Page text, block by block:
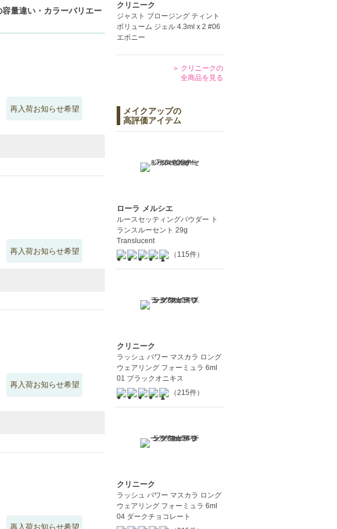
量違い・カラーバリエー
再入荷お知らせ希望
再入荷お知らせ希望
再入荷お知らせ希望
再入荷お知らせ希望
クリニーク
ジャスト ブロージング ティント
ボリューム ジェル 4.3ml x 2 #06
エボニー
クリニークの
全商品を見る
メイクアップの
高評価アイテム
ローラ メルシエ
ルースセッティングパウダー ト
ランスルーセント 29g
Translucent
（115件）
クリニーク
ラッシュ パワー マスカラ ロング
ウェアリング フォーミュラ 6ml
01 ブラックオニキス
（215件）
クリニーク
ラッシュ パワー マスカラ ロング
ウェアリング フォーミュラ 6ml
04 ダークチョコレート